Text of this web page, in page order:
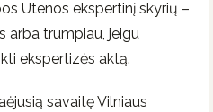
Utenos ekspertinį skyrių –
arba trumpiau, jeigu
ekspertizės aktą.
savaitę Vilniaus